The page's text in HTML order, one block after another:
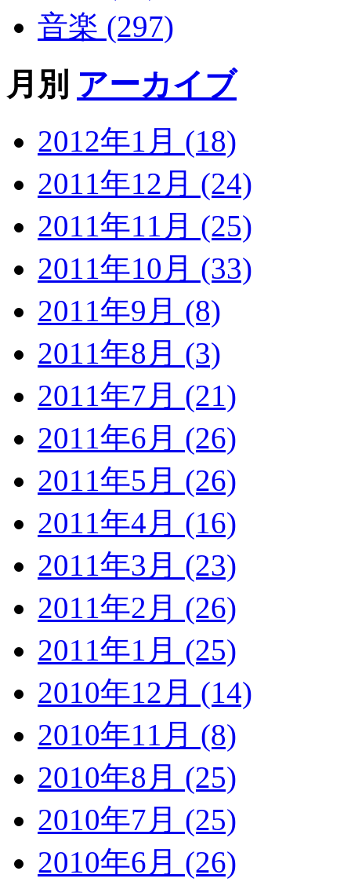
音楽 (297)
月別 アーカイブ
2012年1月 (18)
2011年12月 (24)
2011年11月 (25)
2011年10月 (33)
2011年9月 (8)
2011年8月 (3)
2011年7月 (21)
2011年6月 (26)
2011年5月 (26)
2011年4月 (16)
2011年3月 (23)
2011年2月 (26)
2011年1月 (25)
2010年12月 (14)
2010年11月 (8)
2010年8月 (25)
2010年7月 (25)
2010年6月 (26)